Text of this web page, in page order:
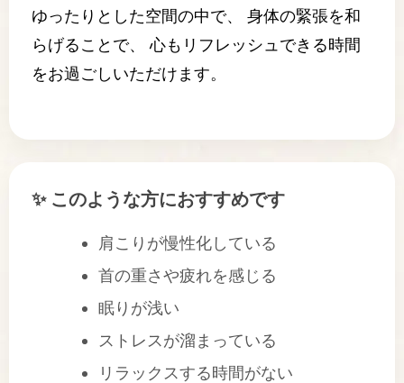
ゆったりとした空間の中で、 身体の緊張を和
らげることで、 心もリフレッシュできる時間
をお過ごしいただけます。
✨ このような方におすすめです
肩こりが慢性化している
首の重さや疲れを感じる
眠りが浅い
ストレスが溜まっている
リラックスする時間がない